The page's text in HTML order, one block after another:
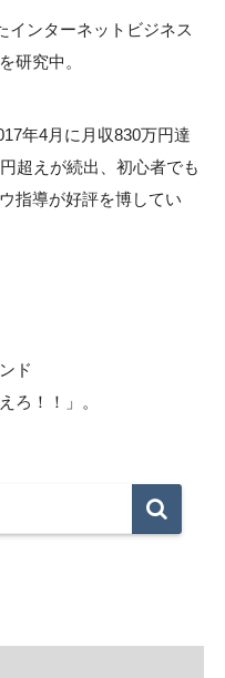
インターネットビジネス
研究中。
年4月に月収830万円達
超えが続出、初心者でも
指導が好評を博してい
ド
ろ！！」。